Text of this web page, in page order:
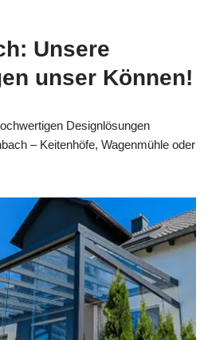
Unsere
unser Können!
Designlösungen
– Keitenhöfe, Wagenmühle oder